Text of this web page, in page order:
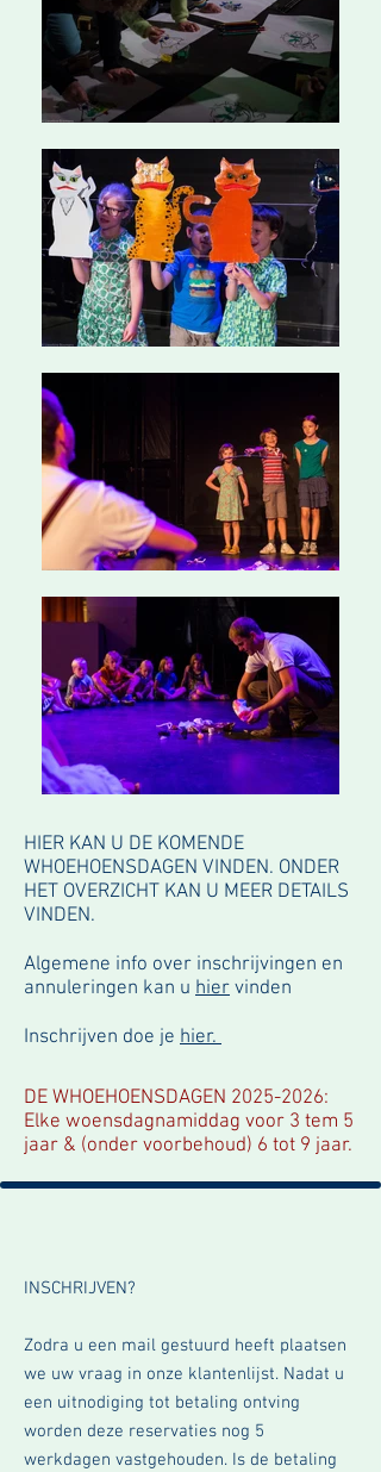
HIER KAN U DE KOMENDE
WHOEHOENSDAGEN VINDEN. ONDER
HET OVERZICHT KAN U MEER DETAILS
VINDEN.
Algemene info over inschrijvingen en
annuleringen kan u hier vinden
Inschrijven doe je hier.
DE WHOEHOENSDAGEN 2025-2026:
Elke woensdagnamiddag voor 3 tem 5
jaar & (onder voorbehoud) 6 tot 9 jaar.
INSCHRIJVEN?
Zodra u een mail gestuurd heeft plaatsen
we uw vraag in onze klantenlijst. Nadat u
een uitnodiging tot betaling ontving
worden deze reservaties nog 5
werkdagen vastgehouden. Is de betaling